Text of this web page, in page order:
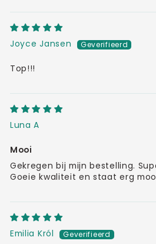
Joyce Jansen
Top!!!
Luna A
Mooi
Gekregen bij mijn bestelling.
Goeie kwaliteit en staat erg
Emilia Król